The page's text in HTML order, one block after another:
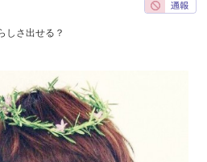
しさ出せる？